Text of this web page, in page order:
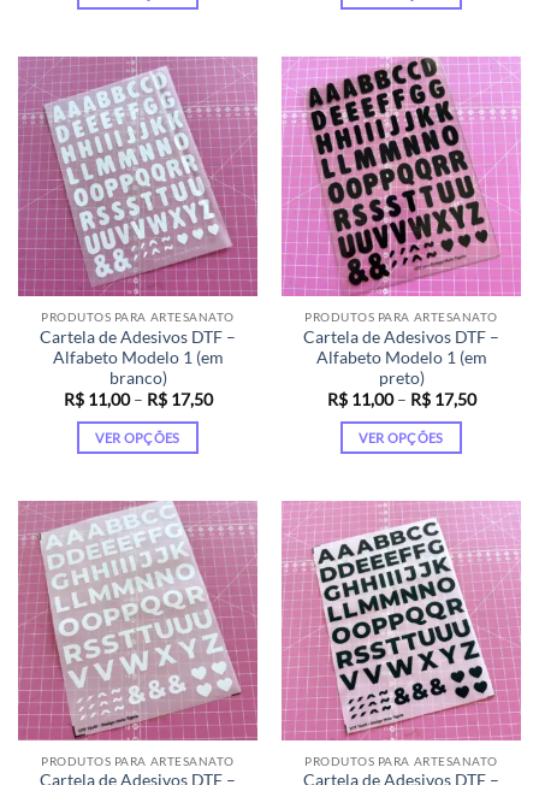
tem
várias
variantes.
As
opções
podem
ser
escolhidas
na
página
do
produto
tem
várias
variantes.
As
opções
podem
ser
escolhidas
na
página
do
produto
PRODUTOS PARA ARTESANATO
Cartela de Adesivos DTF –
Alfabeto Modelo 1 (em
branco)
R$11,00 – R$17,50Faixa
VER OPÇÕES
tem
várias
variantes.
As
opções
podem
ser
escolhidas
na
página
do
PRODUTOS PARA ARTESANATO
Cartela de Adesivos DTF –
Alfabeto Modelo 1 (em
preto)
R$11,00 – R$17,50Faixa
VER OPÇÕES
tem
várias
variantes.
As
opções
podem
ser
escolhidas
na
página
do
PRODUTOS PARA ARTESANATO
Cartela de Adesivos DTF –
PRODUTOS PARA ARTESANATO
Cartela de Adesivos DTF –